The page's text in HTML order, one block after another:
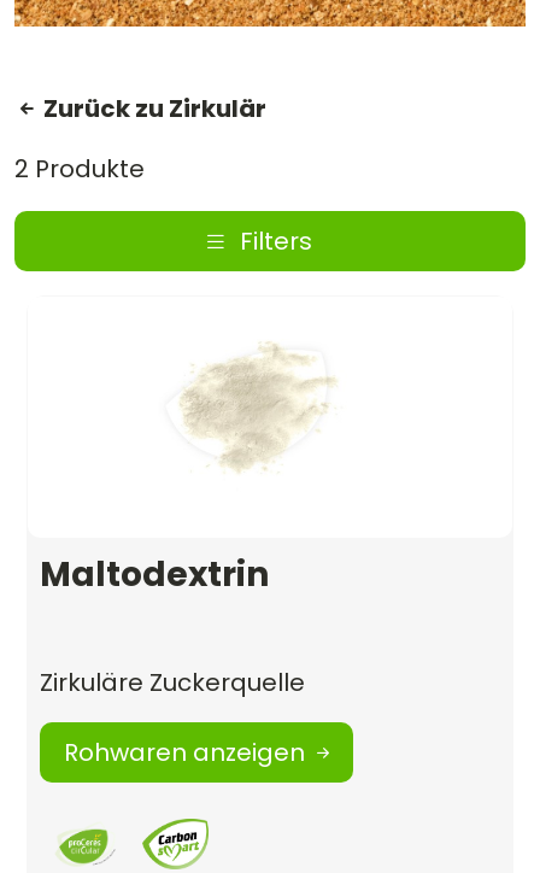
Zurück zu Zirkulär
2 Produkte
Filters
Maltodextrin
Zirkuläre Zuckerquelle
Rohwaren anzeigen